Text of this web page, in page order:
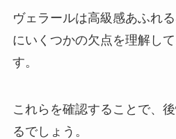
ヴェラールは高級感あふれ
にいくつかの欠点を理解し
す。
これらを確認することで、
るでしょう。